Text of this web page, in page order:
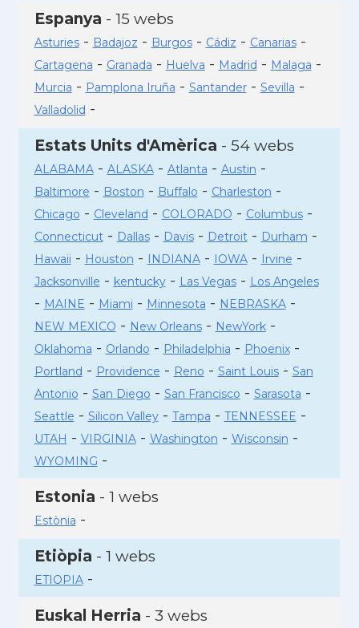
Espanya - 15 webs
Asturies- Badajoz - Burgos- Cádiz - Canarias-
Cartagena - Granada - Huelva - Madrid - Malaga -
Murcia - Pamplona Iruña - Santander- Sevilla -
Valladolid -
Estats Units d'Amèrica - 54 webs
ALABAMA- ALASKA- Atlanta - Austin -
Baltimore - Boston - Buffalo - Charleston -
Chicago - Cleveland - COLORADO - Columbus-
Connecticut- Dallas- Davis- Detroit- Durham -
Hawaii - Houston - INDIANA- IOWA- Irvine -
Jacksonville - kentucky- Las Vegas- Los Angeles
- MAINE - Miami - Minnesota - NEBRASKA-
NEW MEXICO - New Orleans- NewYork-
Oklahoma - Orlando - Philadelphia - Phoenix-
Portland - Providence - Reno - Saint Louis- San
Antonio - San Diego - San Francisco - Sarasota -
Seattle - Silicon Valley- Tampa - TENNESSEE -
UTAH - VIRGINIA- Washington - Wisconsin -
WYOMING -
Estonia - 1 webs
Estònia -
Etiòpia - 1 webs
ETIOPIA-
Euskal Herria - 3 webs